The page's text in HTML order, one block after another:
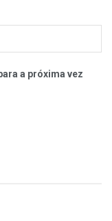
a próxima vez